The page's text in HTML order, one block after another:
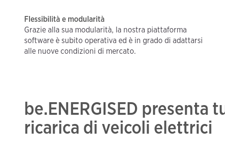
Flessibilità e modularità
Grazie alla sua modularità, la nostra piattaforma
software è subito operativa ed è in grado di adattarsi
alle nuove condizioni di mercato.
be.ENERGISED
ricarica di veicoli elettrici